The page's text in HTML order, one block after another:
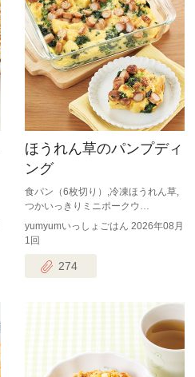
ほうれん草のパンプディ
ング
食パン（6枚切り）,冷凍ほうれん草,
つかいっきりミニポークウ…
yumyumいっしょごはん 2026年08月
1回
274